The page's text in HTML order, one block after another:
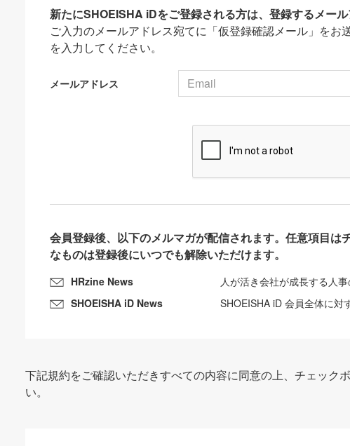
新たにSHOEISHA iDをご登録される方は、登録するメール
ご入力のメールアドレス宛てに「仮登録確認メール」をお
を入力してください。
メールアドレス
会員登録後、以下のメルマガが配信されます。任意項目は
なものは登録後にいつでも解除いただけます。
HRzine News
人が活き会社が成長する人
SHOEISHA iD News
SHOEISHA iD 会員全体に対
下記規約をご確認いただきすべての内容に同意の上、チェック
い。